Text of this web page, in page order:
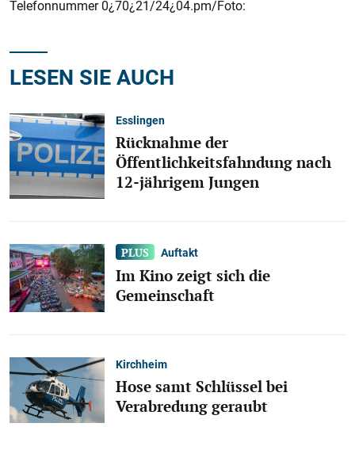
Telefonnummer 0¿70¿21/24¿04.pm/Foto:
LESEN SIE AUCH
Esslingen
Rücknahme der
Öffentlichkeitsfahndung nach
12-jährigem Jungen
Auftakt
Im Kino zeigt sich die
Gemeinschaft
Kirchheim
Hose samt Schlüssel bei
Verabredung geraubt